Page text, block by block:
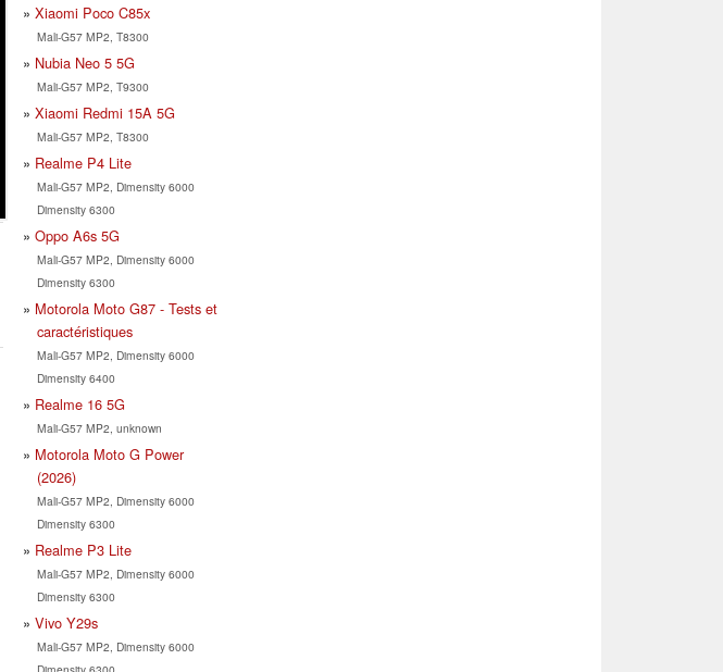
Xiaomi Poco C85x
Mali-G57 MP2, T8300
Nubia Neo 5 5G
Mali-G57 MP2, T9300
Xiaomi Redmi 15A 5G
Mali-G57 MP2, T8300
Realme P4 Lite
Mali-G57 MP2, Dimensity 6000
Dimensity 6300
Oppo A6s 5G
Mali-G57 MP2, Dimensity 6000
Dimensity 6300
Motorola Moto G87 - Tests et
caractéristiques
Mali-G57 MP2, Dimensity 6000
Dimensity 6400
Realme 16 5G
Mali-G57 MP2, unknown
Motorola Moto G Power
(2026)
Mali-G57 MP2, Dimensity 6000
Dimensity 6300
Realme P3 Lite
Mali-G57 MP2, Dimensity 6000
Dimensity 6300
Vivo Y29s
Mali-G57 MP2, Dimensity 6000